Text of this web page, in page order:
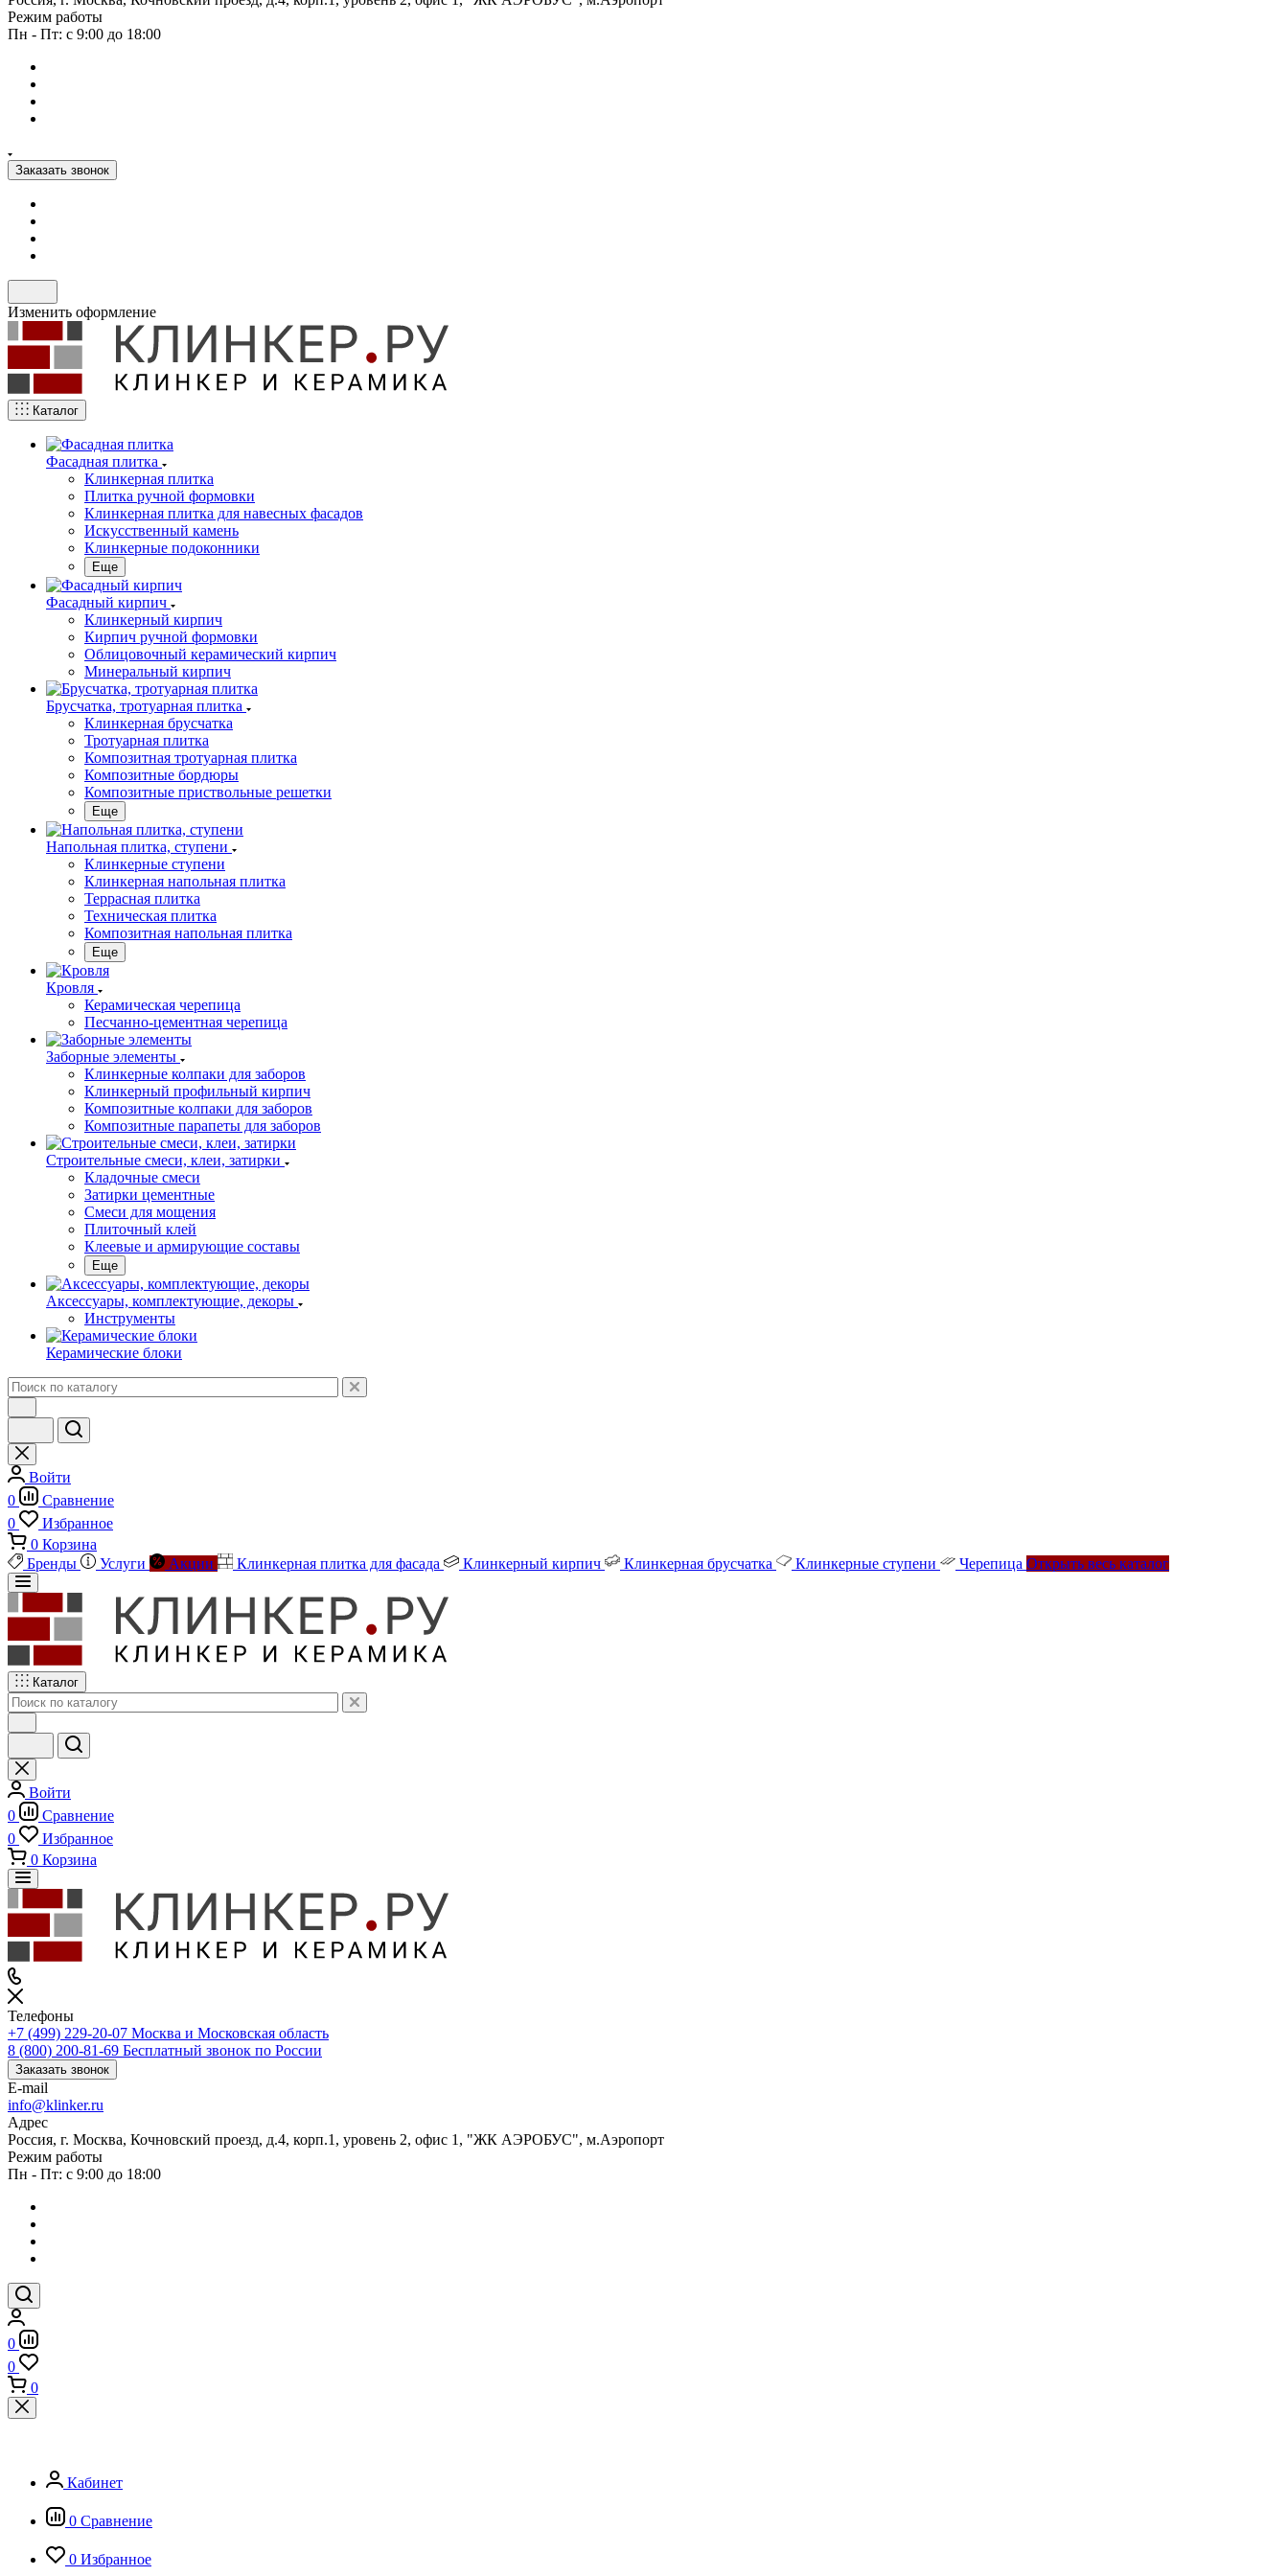
Режим работы
Пн - Пт: с 9:00 до 18:00
Заказать звонок
Изменить оформление
Каталог
Фасадная плитка
Клинкерная плитка
Плитка ручной формовки
Клинкерная плитка для навесных фасадов
Искусственный камень
Клинкерные подоконники
Еще
Фасадный кирпич
Клинкерный кирпич
Кирпич ручной формовки
Облицовочный керамический кирпич
Минеральный кирпич
Брусчатка, тротуарная плитка
Клинкерная брусчатка
Тротуарная плитка
Композитная тротуарная плитка
Композитные бордюры
Композитные приствольные решетки
Еще
Напольная плитка, ступени
Клинкерные ступени
Клинкерная напольная плитка
Террасная плитка
Техническая плитка
Композитная напольная плитка
Еще
Кровля
Керамическая черепица
Песчанно-цементная черепица
Заборные элементы
Клинкерные колпаки для заборов
Клинкерный профильный кирпич
Композитные колпаки для заборов
Композитные парапеты для заборов
Строительные смеси, клеи, затирки
Кладочные смеси
Затирки цементные
Смеси для мощения
Плиточный клей
Клеевые и армирующие составы
Еще
Аксессуары, комплектующие, декоры
Инструменты
Керамические блоки
Войти
0
Сравнение
0
Избранное
0 Корзина
Бренды
Услуги Акции Клинкерная плитка для фасада Клинкерный кирпич Клинкерная брусчатка Клинкерные ступени Черепица Открыть весь каталог
Каталог
Войти
0
Сравнение
0
Избранное
0 Корзина
Телефоны
+7 (499) 229-20-07 Москва и Московская область
8 (800) 200-81-69 Бесплатный звонок по России
Заказать звонок
E-mail
info@klinker.ru
Адрес
Россия, г. Москва, Кочновский проезд, д.4, корп.1, уровень 2, офис 1, "ЖК АЭРОБУС", м.Аэропорт
Режим работы
Пн - Пт: с 9:00 до 18:00
0
0
0
Кабинет
0 Сравнение
0 Избранное